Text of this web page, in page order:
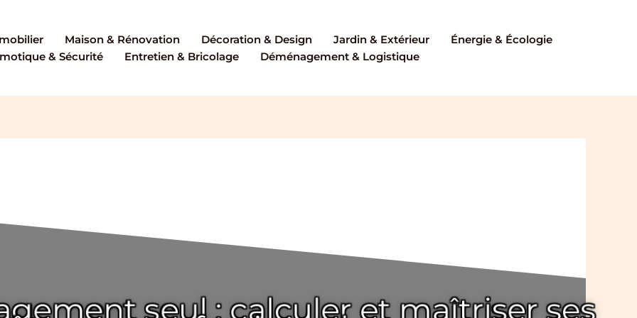
Maison & Rénovation Décoration & Design Jardin & Extérieur
Énergie & Écologie
& Sécurité
Entretien & Bricolage Déménagement & Logistique
seul : calculer et maîtriser ses